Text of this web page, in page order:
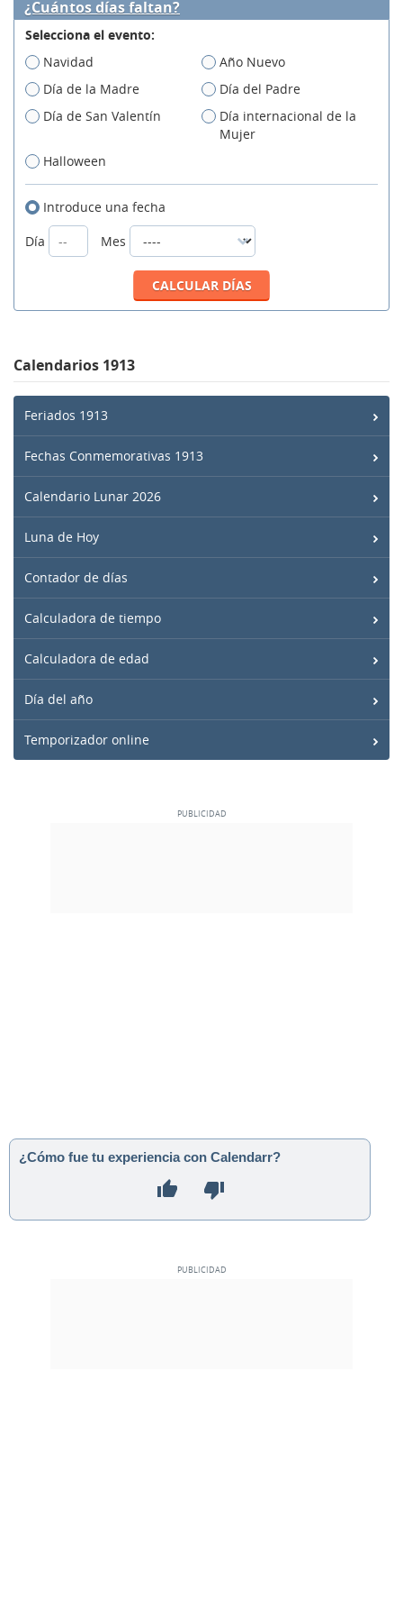
¿Cuántos días faltan?
Selecciona el evento:
Navidad
Año Nuevo
Día de la Madre
Día del Padre
Día de San Valentín
Día internacional de la
Mujer
Halloween
Introduce una fecha
Día
Mes
Calendarios 1913
Feriados 1913
Fechas Conmemorativas 1913
Calendario Lunar 2026
Luna de Hoy
Contador de días
Calculadora de tiempo
Calculadora de edad
Día del año
Temporizador online
¿Cómo fue tu experiencia con Calendarr?